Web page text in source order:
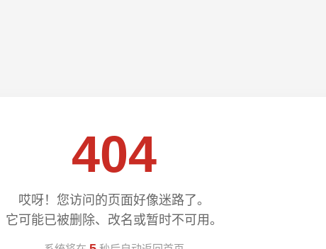
404
哎呀！您访问的页面好像迷路了。
它可能已被删除、改名或暂时不可用。